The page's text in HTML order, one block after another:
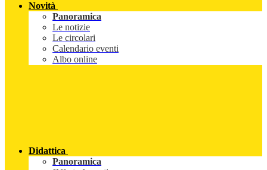
Novità
Panoramica
Le notizie
Le circolari
Calendario eventi
Albo online
Didattica
Panoramica